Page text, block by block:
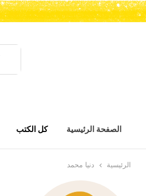
الصفحة الرئيسية كل الكتب
الرئيسية دنيا محمد